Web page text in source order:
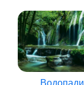
Водопади